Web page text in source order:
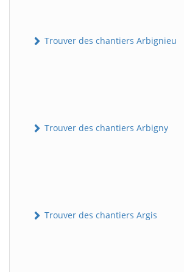
Trouver des chantiers Arbignieu
Trouver des chantiers Arbigny
Trouver des chantiers Argis